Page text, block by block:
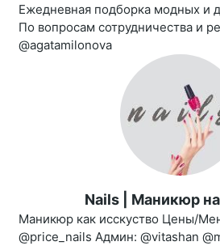
Ежедневная подборка модных и
По вопросам сотрудничества и
@agatamilonova
Nails | Маникюр
Маникюр как исскуство Цены/
@price_nails Админ: @vitashan